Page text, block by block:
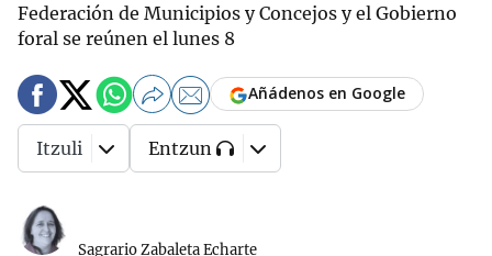
Federación de Municipios y Concejos y el Gobierno
foral se reúnen el lunes 8
Sagrario Zabaleta Echarte
Añádenos en Google
Itzuli Entzun